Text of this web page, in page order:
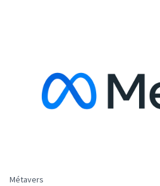
Métavers